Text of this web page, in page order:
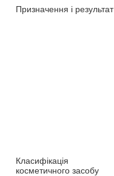
Призначення і результат
Класифікація
косметичного засобу